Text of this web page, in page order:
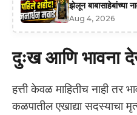
झेलून बाबासाहेबांच्या
Aug 4, 2026
दुःख आणि भावना
हत्ती केवळ माहितीच नाही तर
कळपातील एखाद्या सदस्याचा